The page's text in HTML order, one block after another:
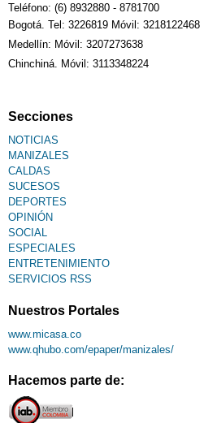
Sudoku
Teléfono: (6) 8932880 - 8781700
Bogotá. Tel: 3226819 Móvil: 3218122468
Medellín: Móvil: 3207273638
Chinchiná. Móvil: 3113348224
Secciones
NOTICIAS
MANIZALES
CALDAS
SUCESOS
DEPORTES
OPINIÓN
SOCIAL
ESPECIALES
ENTRETENIMIENTO
SERVICIOS RSS
Nuestros Portales
www.micasa.co
www.qhubo.com/epaper/manizales/
Hacemos parte de: